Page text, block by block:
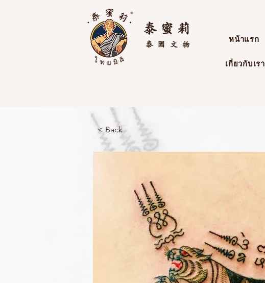
泰 蜜 莉
文物
泰國
หน้าแรก
เกี่ยวกับเรา
< Back